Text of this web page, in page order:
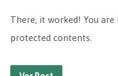
There, it worked! You
protected contents.